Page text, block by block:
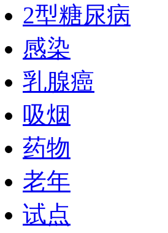
2型糖尿病
感染
乳腺癌
吸烟
药物
老年
试点